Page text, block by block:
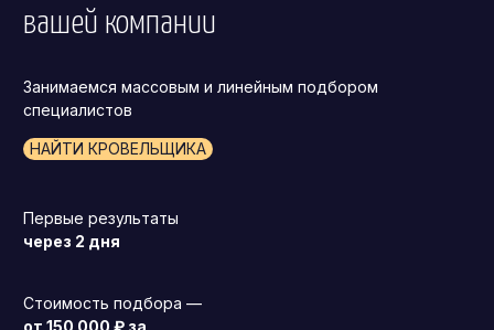
вашей компании
Занимаемся массовым и линейным подбором
специалистов
НАЙТИ КРОВЕЛЬЩИКА
Первые результаты
через 2 дня
Стоимость подбора —
от 150 000 ₽ за